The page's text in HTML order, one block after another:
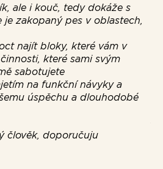
ale i kouč, tedy dokáže s
je zakopaný pes v oblastech,
najít bloky, které vám v
které sami svým
sabotujete
na funkční návyky a
úspěchu a dlouhodobé
člověk, doporučuju